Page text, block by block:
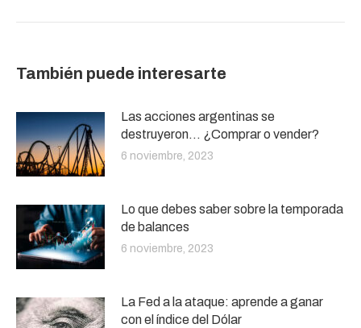
También puede interesarte
Las acciones argentinas se
destruyeron… ¿Comprar o vender?
6 noviembre, 2023
Lo que debes saber sobre la temporada
de balances
6 noviembre, 2023
La Fed a la ataque: aprende a ganar
con el índice del Dólar